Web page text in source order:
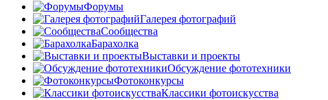
Форумы
Галерея фотографий
Сообщества
Барахолка
Выставки и проекты
Обсуждение фототехники
Фотоконкурсы
Классики фотоискусства